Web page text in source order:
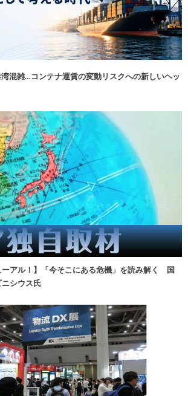
混雑…コンテナ運賃の変動リスクへの新しいヘッ
ーアル！】「今そこにある危機」を読み解く 国
シウス氏